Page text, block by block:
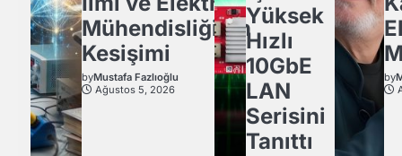
Mühendisliğinin
Kesişimi
byMustafa Fazlıoğlu
Ağustos 5, 2026
Yüksek
Hızlı
10GbE
LAN
Serisini
Tanıttı
by